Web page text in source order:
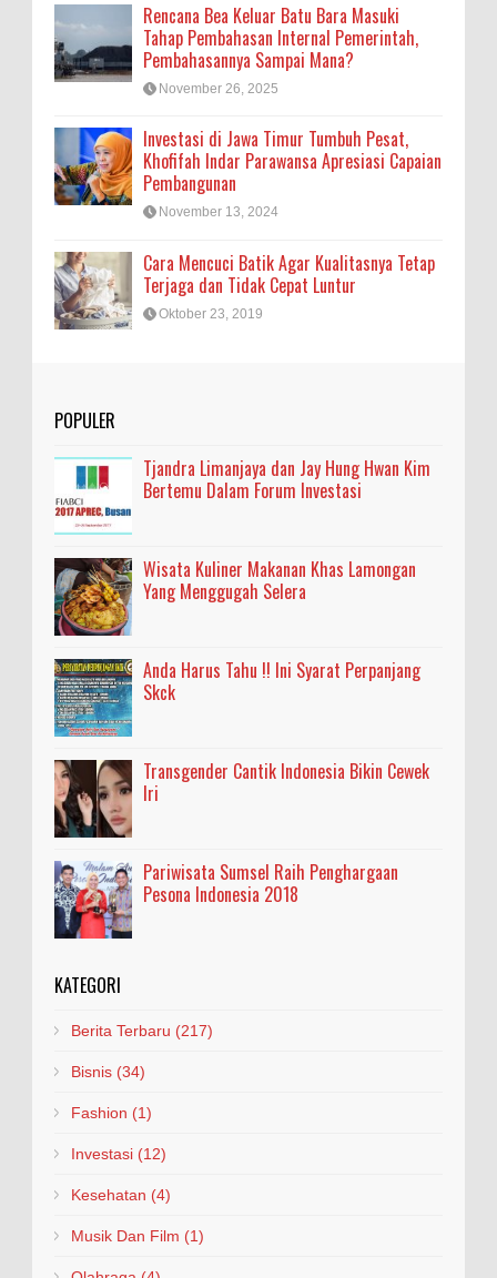
Rencana Bea Keluar Batu Bara Masuki
Tahap Pembahasan Internal Pemerintah,
Pembahasannya Sampai Mana?
November 26, 2025
Investasi di Jawa Timur Tumbuh Pesat,
Khofifah Indar Parawansa Apresiasi Capaian
Pembangunan
November 13, 2024
Cara Mencuci Batik Agar Kualitasnya Tetap
Terjaga dan Tidak Cepat Luntur
Oktober 23, 2019
POPULER
Tjandra Limanjaya dan Jay Hung Hwan Kim
Bertemu Dalam Forum Investasi
Wisata Kuliner Makanan Khas Lamongan
Yang Menggugah Selera
Anda Harus Tahu !! Ini Syarat Perpanjang
Skck
Transgender Cantik Indonesia Bikin Cewek
Iri
Pariwisata Sumsel Raih Penghargaan
Pesona Indonesia 2018
KATEGORI
Berita Terbaru (217)
Bisnis (34)
Fashion (1)
Investasi (12)
Kesehatan (4)
Musik Dan Film (1)